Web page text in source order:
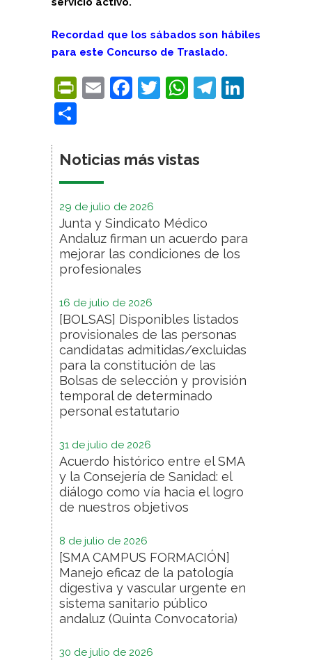
Recordad que los sábados son hábiles
para este Concurso de Traslado.
PrintFriendly
EmailFacebook
Twitter
WhatsApp
Noticias más vistas
29 de julio de 2026
Junta y Sindicato Médico
Andaluz firman un acuerdo para
mejorar las condiciones de los
profesionales
16 de julio de 2026
[BOLSAS] Disponibles listados
provisionales de las personas
candidatas admitidas/excluidas
para la constitución de las
Bolsas de selección y provisión
temporal de determinado
personal estatutario
31 de julio de 2026
Acuerdo histórico entre el SMA
y la Consejería de Sanidad: el
diálogo como vía hacia el logro
de nuestros objetivos
8 de julio de 2026
[SMA CAMPUS FORMACIÓN]
Manejo eficaz de la patología
digestiva y vascular urgente en
sistema sanitario público
andaluz (Quinta Convocatoria)
30 de julio de 2026